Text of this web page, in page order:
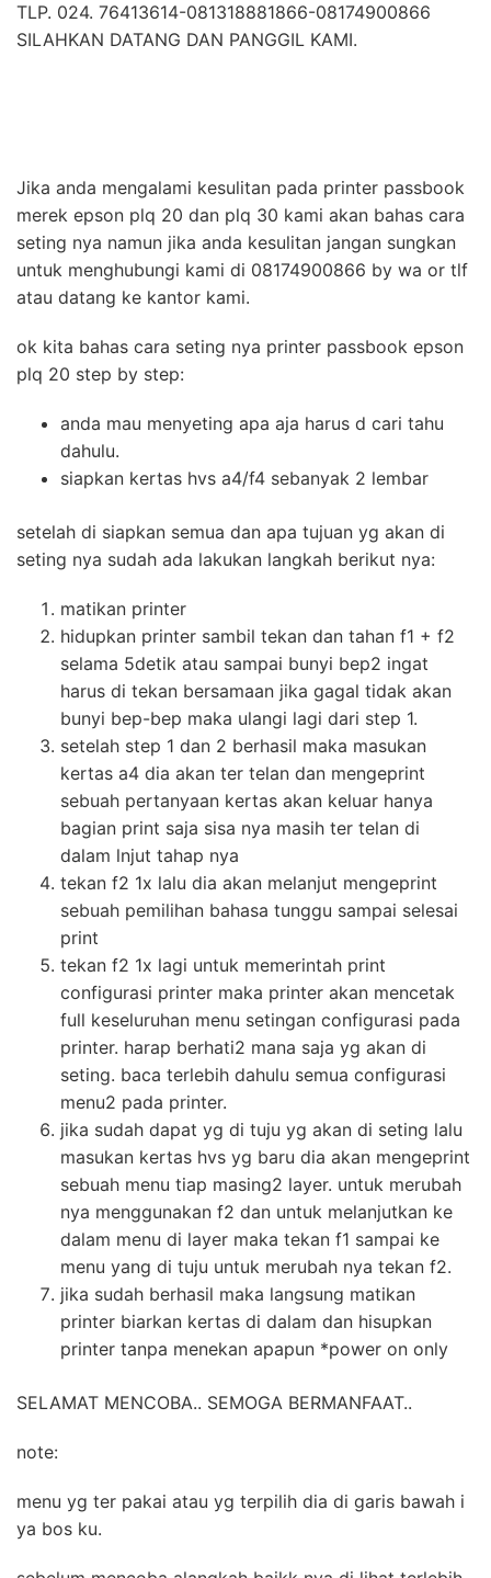
TLP. 024. 76413614-081318881866-08174900866
SILAHKAN DATANG DAN PANGGIL KAMI.
Jika anda mengalami kesulitan pada printer passbook
merek epson plq 20 dan plq 30 kami akan bahas cara
seting nya namun jika anda kesulitan jangan sungkan
untuk menghubungi kami di 08174900866 by wa or tlf
atau datang ke kantor kami.
ok kita bahas cara seting nya printer passbook epson
plq 20 step by step:
anda mau menyeting apa aja harus d cari tahu
dahulu.
siapkan kertas hvs a4/f4 sebanyak 2 lembar
setelah di siapkan semua dan apa tujuan yg akan di
seting nya sudah ada lakukan langkah berikut nya:
matikan printer
hidupkan printer sambil tekan dan tahan f1 + f2
selama 5detik atau sampai bunyi bep2 ingat
harus di tekan bersamaan jika gagal tidak akan
bunyi bep-bep maka ulangi lagi dari step 1.
setelah step 1 dan 2 berhasil maka masukan
kertas a4 dia akan ter telan dan mengeprint
sebuah pertanyaan kertas akan keluar hanya
bagian print saja sisa nya masih ter telan di
dalam lnjut tahap nya
tekan f2 1x lalu dia akan melanjut mengeprint
sebuah pemilihan bahasa tunggu sampai selesai
print
tekan f2 1x lagi untuk memerintah print
configurasi printer maka printer akan mencetak
full keseluruhan menu setingan configurasi pada
printer. harap berhati2 mana saja yg akan di
seting. baca terlebih dahulu semua configurasi
menu2 pada printer.
jika sudah dapat yg di tuju yg akan di seting lalu
masukan kertas hvs yg baru dia akan mengeprint
sebuah menu tiap masing2 layer. untuk merubah
nya menggunakan f2 dan untuk melanjutkan ke
dalam menu di layer maka tekan f1 sampai ke
menu yang di tuju untuk merubah nya tekan f2.
jika sudah berhasil maka langsung matikan
printer biarkan kertas di dalam dan hisupkan
printer tanpa menekan apapun *power on only
SELAMAT MENCOBA.. SEMOGA BERMANFAAT..
note:
menu yg ter pakai atau yg terpilih dia di garis bawah i
ya bos ku.